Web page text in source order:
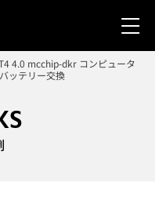
4.0 mcchip-dkr コンピュータ
ッテリー交換